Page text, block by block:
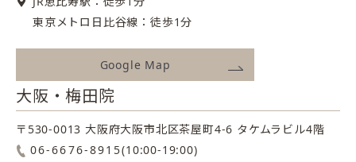
東京メトロ日比谷線：徒歩1分
Google Map
大阪・梅田院
〒530-0013 大阪府大阪市北区茶屋町4-6 タケムラビル4階
06-6676-8915(10:00-19:00)